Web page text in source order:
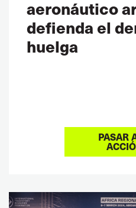
aeronáutico
defienda el
huelga
PASAR